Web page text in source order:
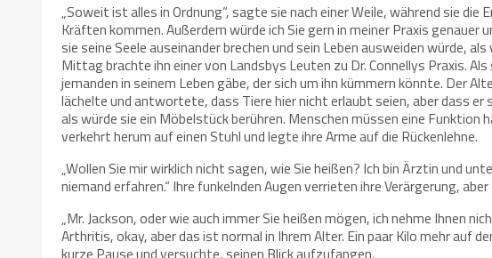
„Soweit ist alles in Ordnung“, sagte sie nach einer Weile, während sie
Kräften kommen. Außerdem würde ich Sie gern in meiner Praxis
sie seine Seele auseinander brechen und sein Leben ausweiden würde,
Mittag brachte ihn einer von Landsbys Leuten zu Dr. Connellys Praxis.
jemanden in seinem Leben gäbe, der sich um ihn kümmern könnte. Der
lächelte und antwortete, dass Tiere hier nicht erlaubt seien, aber dass er
als würde sie ein Möbelstück berühren. Menschen müssen eine
verkehrt herum auf einen Stuhl und legte ihre Arme auf die Rückenlehne.
„Wollen Sie mir wirklich nicht sagen, wie Sie heißen? Ich bin Ärztin und
niemand erfahren.“ Ihre funkelnden Augen verrieten ihre Verärgerung,
„Mr. Jackson, oder wie auch immer Sie heißen mögen, ich nehme Ihnen
Arthritis, okay, aber das ist normal in Ihrem Alter. Ein paar Kilo mehr auf
kurze Pause und versuchte, seinen Blick aufzufangen.